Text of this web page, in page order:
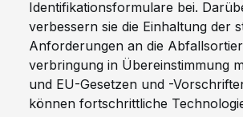
Identifikationsformulare bei.
verbessern sie die Einhaltung der
Anforderungen an die
verbringung in Übereinstimmung
und EU-Gesetzen und -
können fortschrittliche